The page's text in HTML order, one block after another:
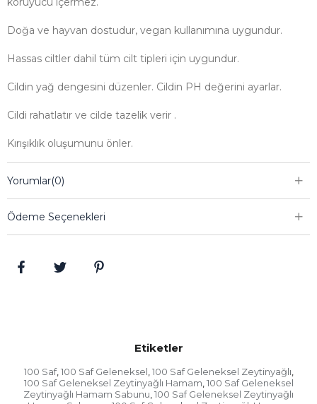
Doğa ve hayvan dostudur, vegan kullanımına uygundur.
Hassas ciltler dahil tüm cilt tipleri için uygundur.
Cildin yağ dengesini düzenler. Cildin PH değerini ayarlar.
Cildi rahatlatır ve cilde tazelik verir .
Kırışıklık oluşumunu önler.
Sivilce ve gözenek oluşumunu engeller.
KULLANIM ÖNERİSİ:
Cildinizi ıslattıktan sonra elinizde köpürttüğünüz sabunun
Yorumlar(0)
Ödeme Seçenekleri
Etiketler
100 Saf, 100 Saf Geleneksel, 100 Saf Geleneksel Zeytinyağlı,
100 Saf Geleneksel Zeytinyağlı Hamam, 100 Saf Geleneksel
Zeytinyağlı Hamam Sabunu, 100 Saf Geleneksel Zeytinyağlı